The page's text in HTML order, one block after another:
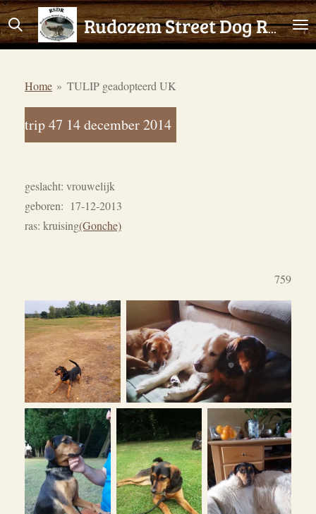
Ga
direct
hoofdinhoud
Rudozem Street Dog Rescue
Home » TULIP geadopteerd UK
trip 47 14 december 2014
geslacht: vrouwelijk
geboren: 17-12-2013
ras: kruising(Gonche)
759